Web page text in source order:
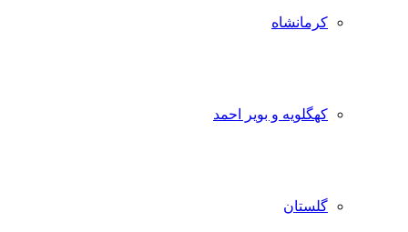
کرمانشاه
کهگلویه و بویر احمد
گلستان